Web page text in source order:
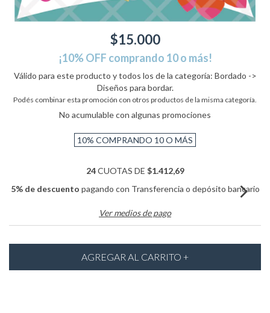
$15.000
¡10% OFF comprando 10 o más!
Válido para este producto y todos los de la categoría: Bordado ->
Diseños para bordar.
Podés combinar esta promoción con otros productos de la misma categoría.
No acumulable con algunas promociones
10% COMPRANDO 10 O MÁS
24CUOTAS DE $1.412,69
5% de descuento pagando con Transferencia o depósito bancario
Ver medios de pago